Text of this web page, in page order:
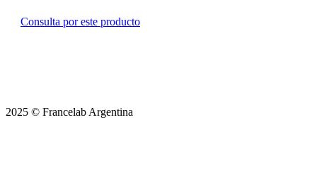
Consulta por este producto
2025 © Francelab Argentina